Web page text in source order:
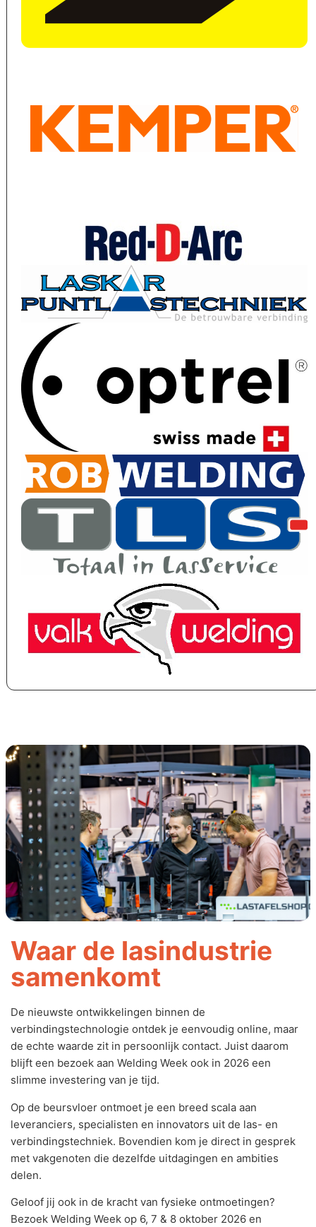
Waar de lasindustrie
samenkomt
De nieuwste ontwikkelingen binnen de
verbindingstechnologie ontdek je eenvoudig online, maar
de echte waarde zit in persoonlijk contact. Juist daarom
blijft een bezoek aan Welding Week ook in 2026 een
slimme investering van je tijd.
Op de beursvloer ontmoet je een breed scala aan
leveranciers, specialisten en innovators uit de las- en
verbindingstechniek. Bovendien kom je direct in gesprek
met vakgenoten die dezelfde uitdagingen en ambities
delen.
Geloof jij ook in de kracht van fysieke ontmoetingen?
Bezoek Welding Week op 6, 7 & 8 oktober 2026 en